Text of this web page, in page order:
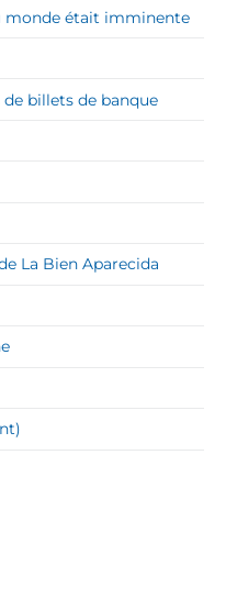
monde était imminente
billets de banque
La Bien Aparecida